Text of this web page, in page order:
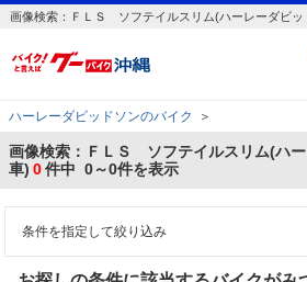
画像検索：ＦＬＳ ソフテイルスリム(ハーレーダビッ
ハーレーダビッドソンのバイク ＞
画像検索：ＦＬＳ ソフテイルスリム(ハ
車) 0件中 0～0件を表示
条件を指定して絞り込み